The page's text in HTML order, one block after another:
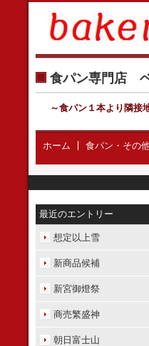
食パン専門店
～食パン１本より隣接
ホーム 食パン・その
最近のエントリー
想定以上雪
新商品候補
新宮御燈祭
商売繁盛神
朝日富士山